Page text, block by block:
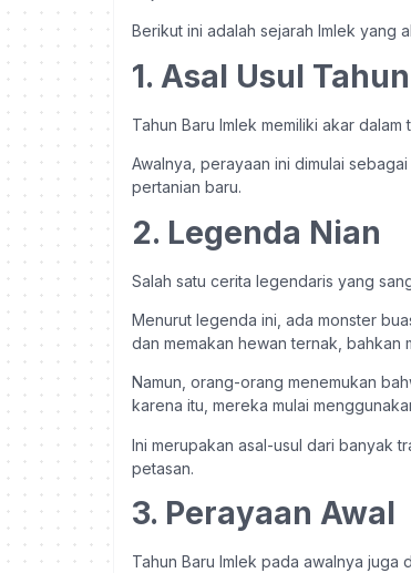
Berikut ini adalah sejarah Imlek yang
1. Asal Usul
Tahun Baru Imlek memiliki akar
Awalnya, perayaan ini dimulai
pertanian baru.
2. Legenda Nian
Salah satu cerita legendaris yang
Menurut legenda ini, ada monster
dan memakan hewan ternak, bahkan
Namun, orang-orang menemukan
karena itu, mereka mulai
Ini merupakan asal-usul dari banyak
petasan.
3. Perayaan Awal
Tahun Baru Imlek pada awalnya